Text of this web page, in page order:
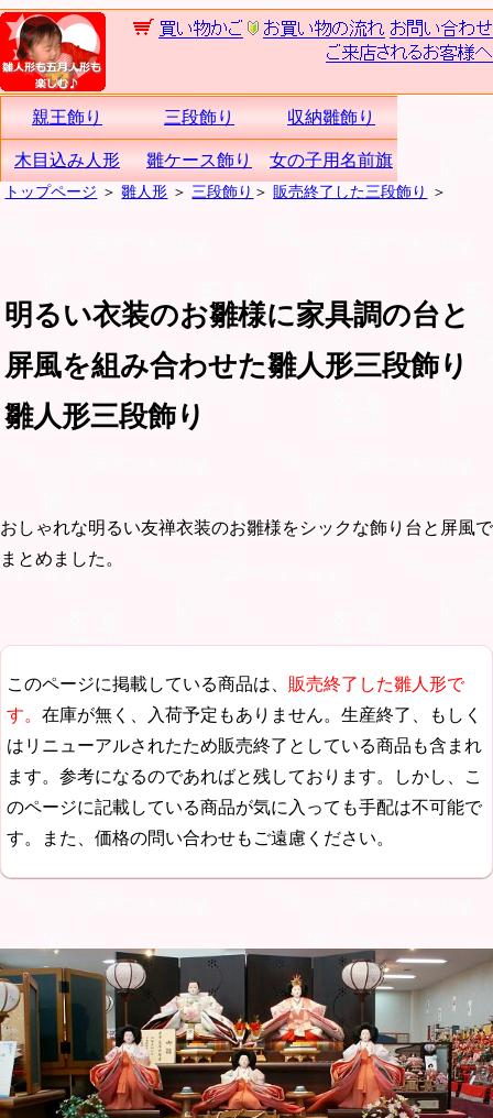
親王飾り 三段飾り 収納雛飾り
木目込み人形 雛ケース飾り 女の子用名前旗
トップページ ＞雛人形 ＞ 三段飾り ＞ 販売終了した三段飾り ＞
明るい衣装のお雛様に家具調の台と
屏風を組み合わせた雛人形三段飾り
雛人形三段飾り
おしゃれな明るい友禅衣装のお雛様をシックな飾り台と屏風で
まとめました。
このページに掲載している商品は、 販売終了した雛人形で
す。 在庫が無く、入荷予定もありません。生産終了、もしく
はリニューアルされたため販売終了としている商品も含まれ
ます。参考になるのであればと残しております。しかし、こ
のページに記載している商品が気に入っても手配は不可能で
す。また、価格の問い合わせもご遠慮ください。